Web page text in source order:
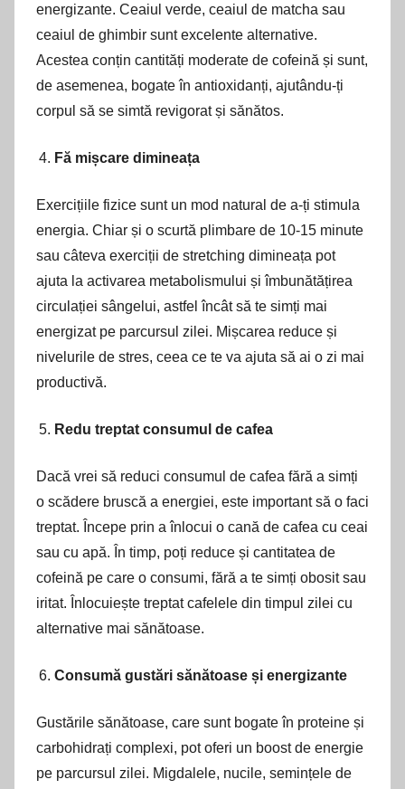
energizante. Ceaiul verde, ceaiul de matcha sau
ceaiul de ghimbir sunt excelente alternative.
Acestea conțin cantități moderate de cofeină și sunt,
de asemenea, bogate în antioxidanți, ajutându-ți
corpul să se simtă revigorat și sănătos.
Fă mișcare dimineața
Exercițiile fizice sunt un mod natural de a-ți stimula
energia. Chiar și o scurtă plimbare de 10-15 minute
sau câteva exerciții de stretching dimineața pot
ajuta la activarea metabolismului și îmbunătățirea
circulației sângelui, astfel încât să te simți mai
energizat pe parcursul zilei. Mișcarea reduce și
nivelurile de stres, ceea ce te va ajuta să ai o zi mai
productivă.
Redu treptat consumul de cafea
Dacă vrei să reduci consumul de cafea fără a simți
o scădere bruscă a energiei, este important să o faci
treptat. Începe prin a înlocui o cană de cafea cu ceai
sau cu apă. În timp, poți reduce și cantitatea de
cofeină pe care o consumi, fără a te simți obosit sau
iritat. Înlocuiește treptat cafelele din timpul zilei cu
alternative mai sănătoase.
Consumă gustări sănătoase și energizante
Gustările sănătoase, care sunt bogate în proteine și
carbohidrați complexi, pot oferi un boost de energie
pe parcursul zilei. Migdalele, nucile, semințele de